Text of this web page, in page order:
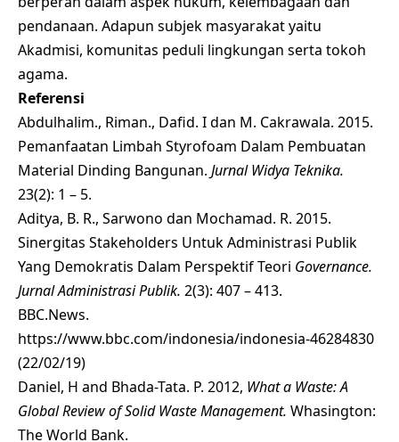
pendanaan. Adapun subjek masyarakat yaitu
Akadmisi, komunitas peduli lingkungan serta tokoh
agama.
Referensi
Abdulhalim., Riman., Dafid. I dan M. Cakrawala. 2015.
Pemanfaatan Limbah Styrofoam Dalam Pembuatan
Material Dinding Bangunan. JurnalWidya Teknika.
23(2): 1 – 5.
Aditya, B. R., Sarwono dan Mochamad. R. 2015.
Sinergitas Stakeholders Untuk Administrasi Publik
Yang Demokratis Dalam Perspektif Teori Governance.
Jurnal Administrasi Publik. 2(3): 407 – 413.
BBC.News.
https://www.bbc.com/indonesia/indonesia-46284830
(22/02/19)
Daniel, H and Bhada-Tata. P. 2012, What a Waste: A
Global Review of Solid Waste Management. Whasington:
The World Bank.